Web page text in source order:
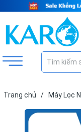
Trang chủ / Máy Lọc
Máy Lọc Nước Nóng